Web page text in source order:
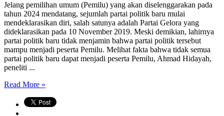
Jelang pemilihan umum (Pemilu) yang akan diselenggarakan pada
tahun 2024 mendatang, sejumlah partai politik baru mulai
mendeklarasikan diri, salah satunya adalah Partai Gelora yang
dideklarasikan pada 10 November 2019. Meski demikian, lahirnya
partai politik baru tidak menjamin bahwa partai politik tersebut
mampu menjadi peserta Pemilu. Melihat fakta bahwa tidak semua
partai politik baru dapat menjadi peserta Pemilu, Ahmad Hidayah,
peneliti ...
Read More »